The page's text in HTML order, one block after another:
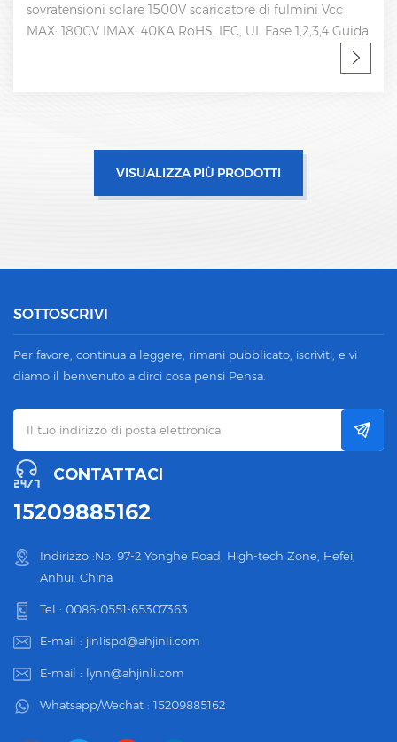
sovratensioni solare 1500V scaricatore di fulmini Vcc
MAX: 1800V IMAX: 40KA RoHS, IEC, UL Fase 1,2,3,4 Guida
Imballaggio con scatola interna per evitare vibrazioni
VISUALIZZA PIÙ PRODOTTI
SOTTOSCRIVI
Per favore, continua a leggere, rimani pubblicato, iscriviti, e vi
diamo il benvenuto a dirci cosa pensi Pensa.
CONTATTACI
15209885162
Indirizzo :No. 97-2 Yonghe Road, High-tech Zone, Hefei,
Anhui, China
Tel : 0086-0551-65307363
E-mail : jinlispd@ahjinli.com
E-mail : lynn@ahjinli.com
Whatsapp/Wechat : 15209885162